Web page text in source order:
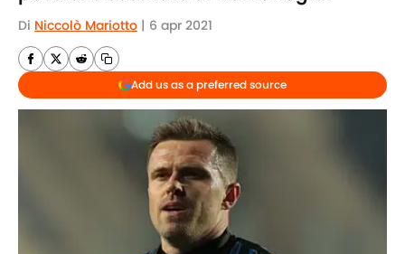
Di Niccolò Mariotto | 6 apr 2021
Add us as a preferred source